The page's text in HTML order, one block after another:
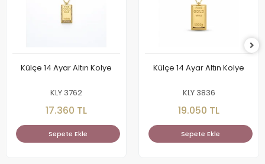
Külçe 14 Ayar Altın Kolye
KLY 3762
17.360 TL
Sepete Ekle
Külçe 14 Ayar Altın Kolye
KLY 3836
19.050 TL
Sepete Ekle